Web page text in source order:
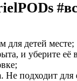
для детей месте;
и уберите её
подходит